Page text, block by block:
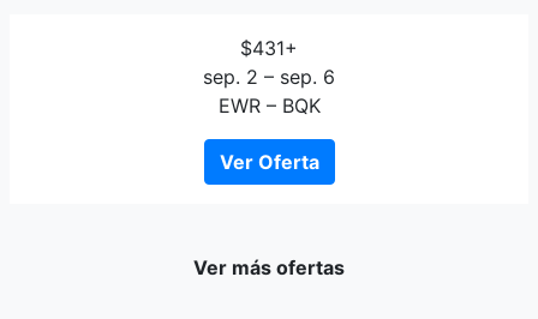
$431+
sep. 2 – sep. 6
EWR – BQK
Ver Oferta
Ver más ofertas